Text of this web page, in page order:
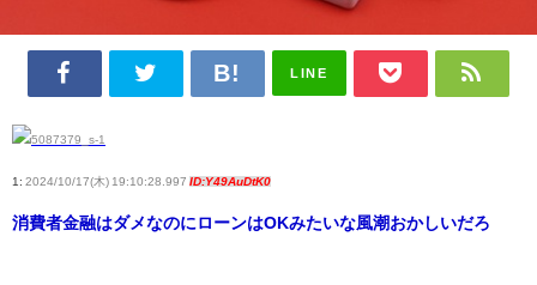
LINE
1: 2024/10/17(木) 19:10:28.997 ID:Y49AuDtK0
消費者金融はダメなのにローンはOKみたいな風潮おかしいだろ